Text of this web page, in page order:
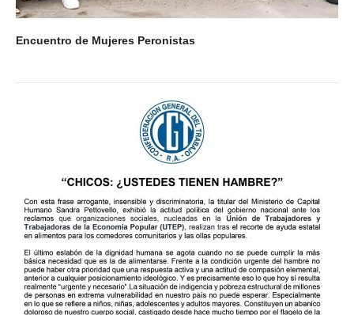
Encuentro de Mujeres Peronistas